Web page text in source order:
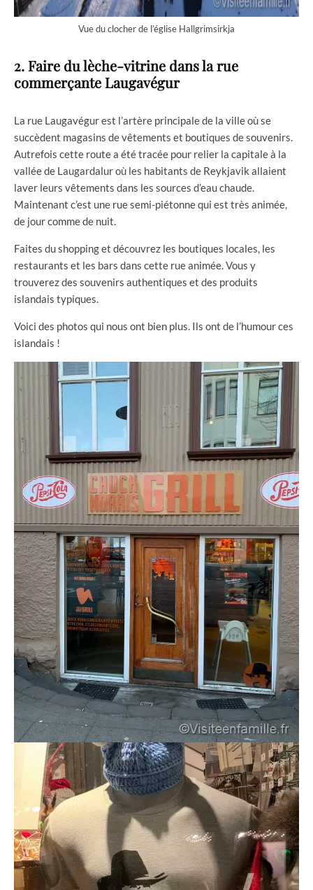
Vue du clocher de l’église Hallgrimsirkja
2. Faire du lèche-vitrine dans la rue
commerçante Laugavégur
La rue Laugavégur est l’artère principale de la ville où se
succèdent magasins de vêtements et boutiques de souvenirs.
Autrefois cette route a été tracée pour relier la capitale à la
vallée de Laugardalur où les habitants de Reykjavik allaient
laver leurs vêtements dans les sources d’eau chaude.
Maintenant c’est une rue semi-piétonne qui est très animée,
de jour comme de nuit.
Faites du shopping et découvrez les boutiques locales, les
restaurants et les bars dans cette rue animée. Vous y
trouverez des souvenirs authentiques et des produits
islandais typiques.
Voici des photos qui nous ont bien plus. Ils ont de l’humour ces
islandais !